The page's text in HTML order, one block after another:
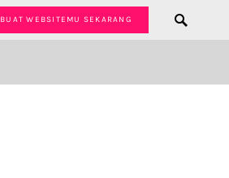
BUAT WEBSITEMU SEKARANG